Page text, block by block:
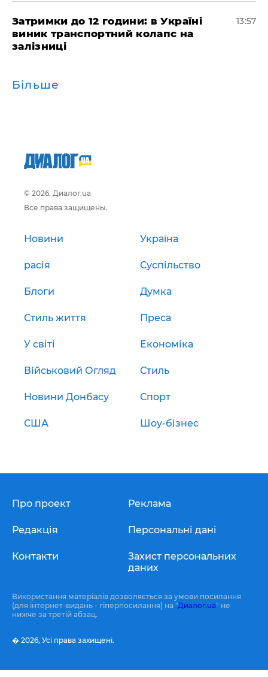
Затримки до 12 години: в Україні
виник транспортний колапс на
залізниці
13:57
Більше
© 2026, Диалог.ua
Все права защищены.
Новини Україна
расія Суспільство
Блоги Думка
Стиль життя Преса
У світі Економіка
Військовий Огляд Стиль
Новини Донбасу Спорт
США Шоу-бізнес
Про проект
Редакція
Контакти
Реклама
Персональні дані
Захист персональних
даних
Використання матеріалів дозволяється за умови посилання
(для інтернет-видань - гіперпосилання) на "Диалог.ua" не
нижче за третій абзац.
� 2026, Усі права захищені.